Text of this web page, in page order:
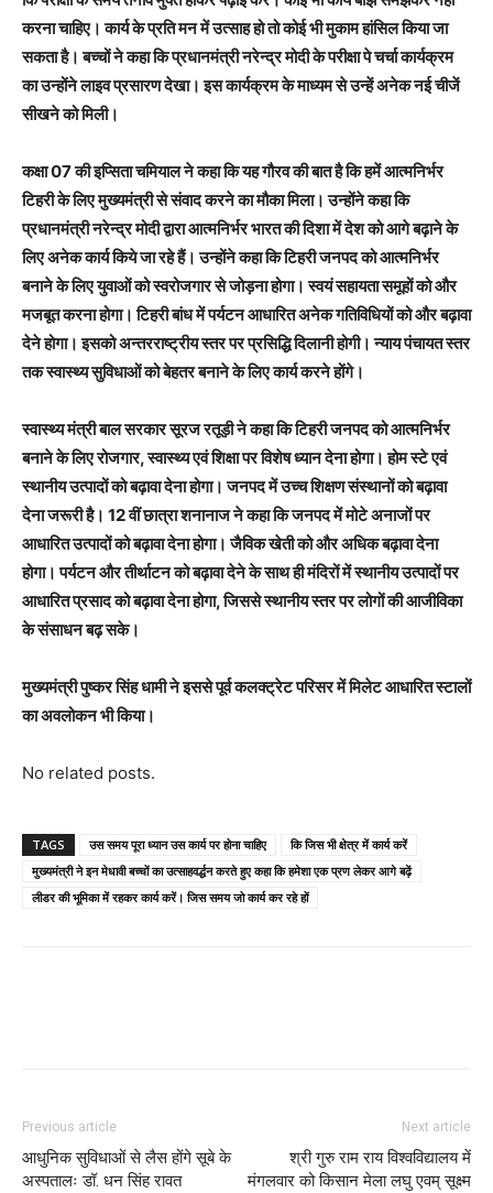
करना चाहिए। कार्य के प्रति मन में उत्साह हो तो कोई भी मुकाम हांसिल किया जा
सकता है। बच्चों ने कहा कि प्रधानमंत्री नरेन्द्र मोदी के परीक्षा पे चर्चा कार्यक्रम
का उन्होंने लाइव प्रसारण देखा। इस कार्यक्रम के माध्यम से उन्हें अनेक नई चीजें
सीखने को मिली।
कक्षा 07 की इप्सिता चमियाल ने कहा कि यह गौरव की बात है कि हमें आत्मनिर्भर
टिहरी के लिए मुख्यमंत्री से संवाद करने का मौका मिला। उन्होंने कहा कि
प्रधानमंत्री नरेन्द्र मोदी द्वारा आत्मनिर्भर भारत की दिशा में देश को आगे बढ़ाने के
लिए अनेक कार्य किये जा रहे हैं। उन्होंने कहा कि टिहरी जनपद को आत्मनिर्भर
बनाने के लिए युवाओं को स्वरोजगार से जोड़ना होगा। स्वयं सहायता समूहों को और
मजबूत करना होगा। टिहरी बांध में पर्यटन आधारित अनेक गतिविधियों को और बढ़ावा
देने होगा। इसको अन्तरराष्ट्रीय स्तर पर प्रसिद्धि दिलानी होगी। न्याय पंचायत स्तर
तक स्वास्थ्य सुविधाओं को बेहतर बनाने के लिए कार्य करने होंगे।
स्वास्थ्य मंत्री बाल सरकार सूरज रतूड़ी ने कहा कि टिहरी जनपद को आत्मनिर्भर
बनाने के लिए रोजगार, स्वास्थ्य एवं शिक्षा पर विशेष ध्यान देना होगा। होम स्टे एवं
स्थानीय उत्पादों को बढ़ावा देना होगा। जनपद में उच्च शिक्षण संस्थानों को बढ़ावा
देना जरूरी है। 12 वीं छात्रा शनानाज ने कहा कि जनपद में मोटे अनाजों पर
आधारित उत्पादों को बढ़ावा देना होगा। जैविक खेती को और अधिक बढ़ावा देना
होगा। पर्यटन और तीर्थाटन को बढ़ावा देने के साथ ही मंदिरों में स्थानीय उत्पादों पर
आधारित प्रसाद को बढ़ावा देना होगा, जिससे स्थानीय स्तर पर लोगों की आजीविका
के संसाधन बढ़ सके।
मुख्यमंत्री पुष्कर सिंह धामी ने इससे पूर्व कलक्ट्रेट परिसर में मिलेट आधारित स्टालों
का अवलोकन भी किया।
No related posts.
TAGS उस समय पूरा ध्यान उस कार्य पर होना चाहिए
कि जिस भी क्षेत्र में कार्य करें
मुख्यमंत्री ने इन मेधावी बच्चों का उत्साहवर्द्धन करते हुए कहा कि हमेशा एक प्रण लेकर आगे बढ़ें
लीडर की भूमिका में रहकर कार्य करें। जिस समय जो कार्य कर रहे हों
Previous article
आधुनिक सुविधाओं से लैस होंगे सूबे के
अस्पतालः डॉ. धन सिंह रावत
Next article
श्री गुरु राम राय विश्वविद्यालय में
मंगलवार को किसान मेला लघु एवम् सूक्ष्म